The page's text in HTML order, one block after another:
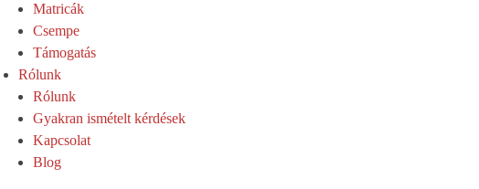
Matricák
Csempe
Támogatás
Rólunk
Rólunk
Gyakran ismételt kérdések
Kapcsolat
Blog